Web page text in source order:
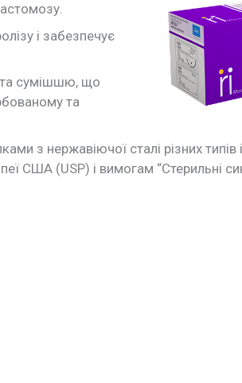
і забезпечує
сумішшю, що
та
з нержавіючої сталі різних типів і
США (USP) і вимогам “Стерильні